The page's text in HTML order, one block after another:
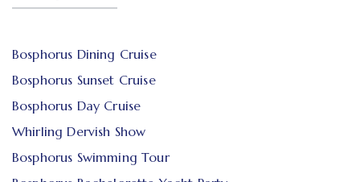
Bosphorus Dining Cruise
Bosphorus Sunset Cruise
Bosphorus Day Cruise
Whirling Dervish Show
Bosphorus Swimming Tour